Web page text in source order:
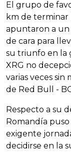
El grupo de
km de terminar
apuntaron a un
de cara para
su triunfo en la
XRG no
varias veces
de Red Bull -
Respecto a su
Romandía
exigente
decidirse en la